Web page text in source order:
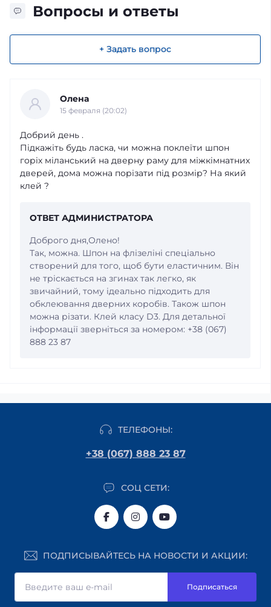
Вопросы и ответы
+ Задать вопрос
Олена
15 февраля (20:02)
Добрий день .
Підкажіть будь ласка, чи можна поклеїти шпон
горіх міланський на дверну раму для міжкімнатних
дверей, дома можна порізати під розмір? На який
клей ?
ОТВЕТ АДМИНИСТРАТОРА
Доброго дня,Олено!
Так, можна. Шпон на флізеліні спеціально
створений для того, щоб бути еластичним. Він
не тріскається на згинах так легко, як
звичайний, тому ідеально підходить для
обклеювання дверних коробів. Також шпон
можна різати. Клей класу D3. Для детальної
інформації зверніться за номером: +38 (067)
888 23 87
ТЕЛЕФОНЫ:
+38 (067) 888 23 87
СОЦ СЕТИ:
ПОДПИСЫВАЙТЕСЬ НА НОВОСТИ И АКЦИИ:
Подписаться